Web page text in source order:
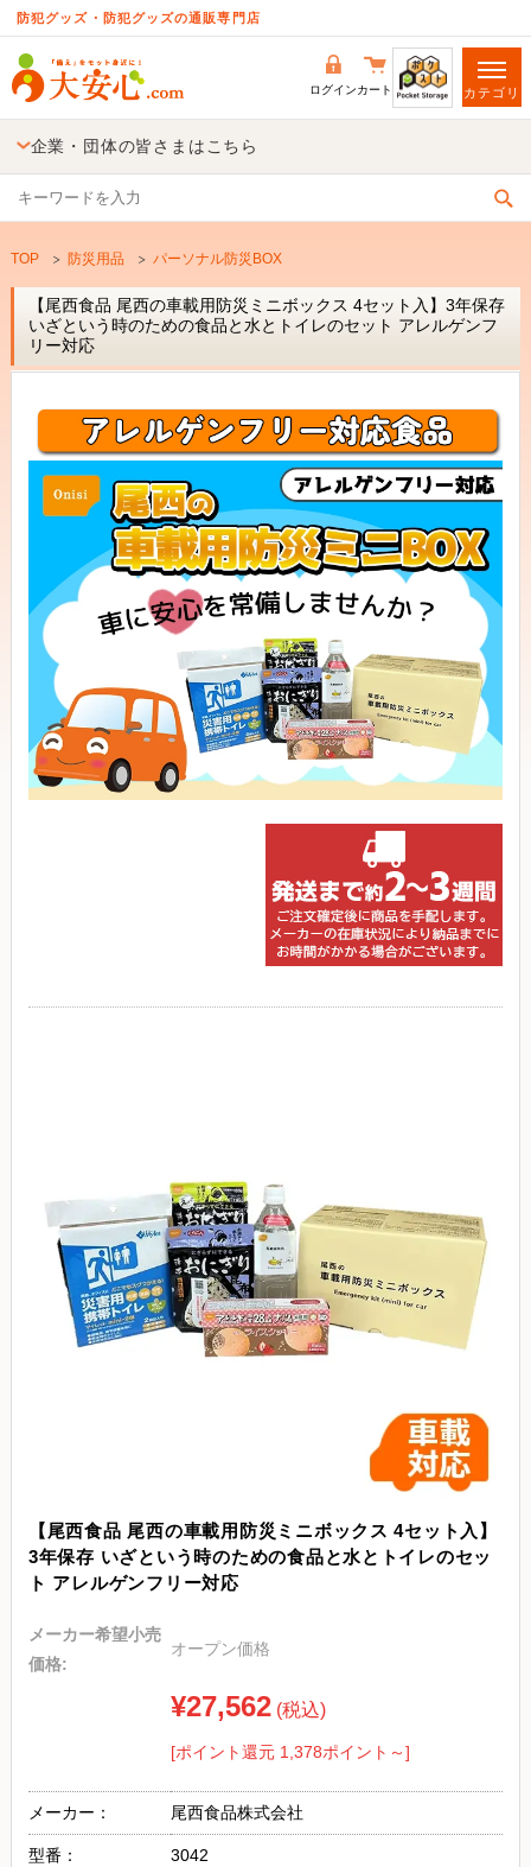
防犯グッズ・防犯グッズの通販専門店
ログインカート カテゴリ
企業・団体の皆さまはこちら
TOP 防災用品 パーソナル防災BOX
【尾西食品 尾西の車載用防災ミニボックス 4セット入】3年保存
いざという時のための食品と水とトイレのセット アレルゲンフ
リー対応
【尾西食品 尾西の車載用防災ミニボックス 4セット入】
3年保存 いざという時のための食品と水とトイレのセッ
ト アレルゲンフリー対応
メーカー希望小売
価格:
オープン価格
¥27,562 (税込)
[ポイント還元 1,378ポイント～]
メーカー： 尾西食品株式会社
型番： 3042